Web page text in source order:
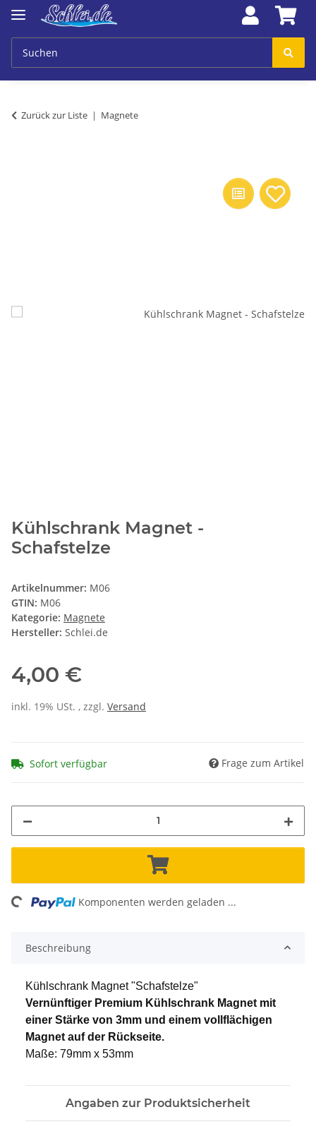
Zurück zur Liste Magnete
Kühlschrank Magnet -
Schafstelze
Artikelnummer: M06
GTIN: M06
Kategorie: Magnete
Hersteller: Schlei.de
4,00 €
inkl. 19% USt. , zzgl. Versand
Sofort verfügbar Frage zum Artikel
Komponenten werden geladen ...
Beschreibung
Kühlschrank Magnet "Schafstelze"
Vernünftiger Premium Kühlschrank Magnet mit
einer Stärke von 3mm und einem vollflächigen
Magnet auf der Rückseite.
Maße: 79mm x 53mm
Angaben zur Produktsicherheit